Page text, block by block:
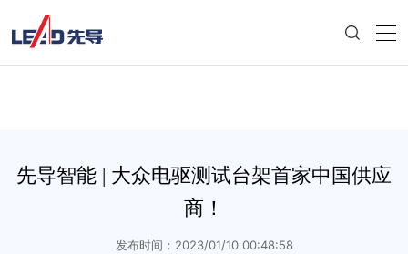
先导智能 | 大众电驱测试台架首家中国供应
商！
发布时间：2023/01/10 00:48:58